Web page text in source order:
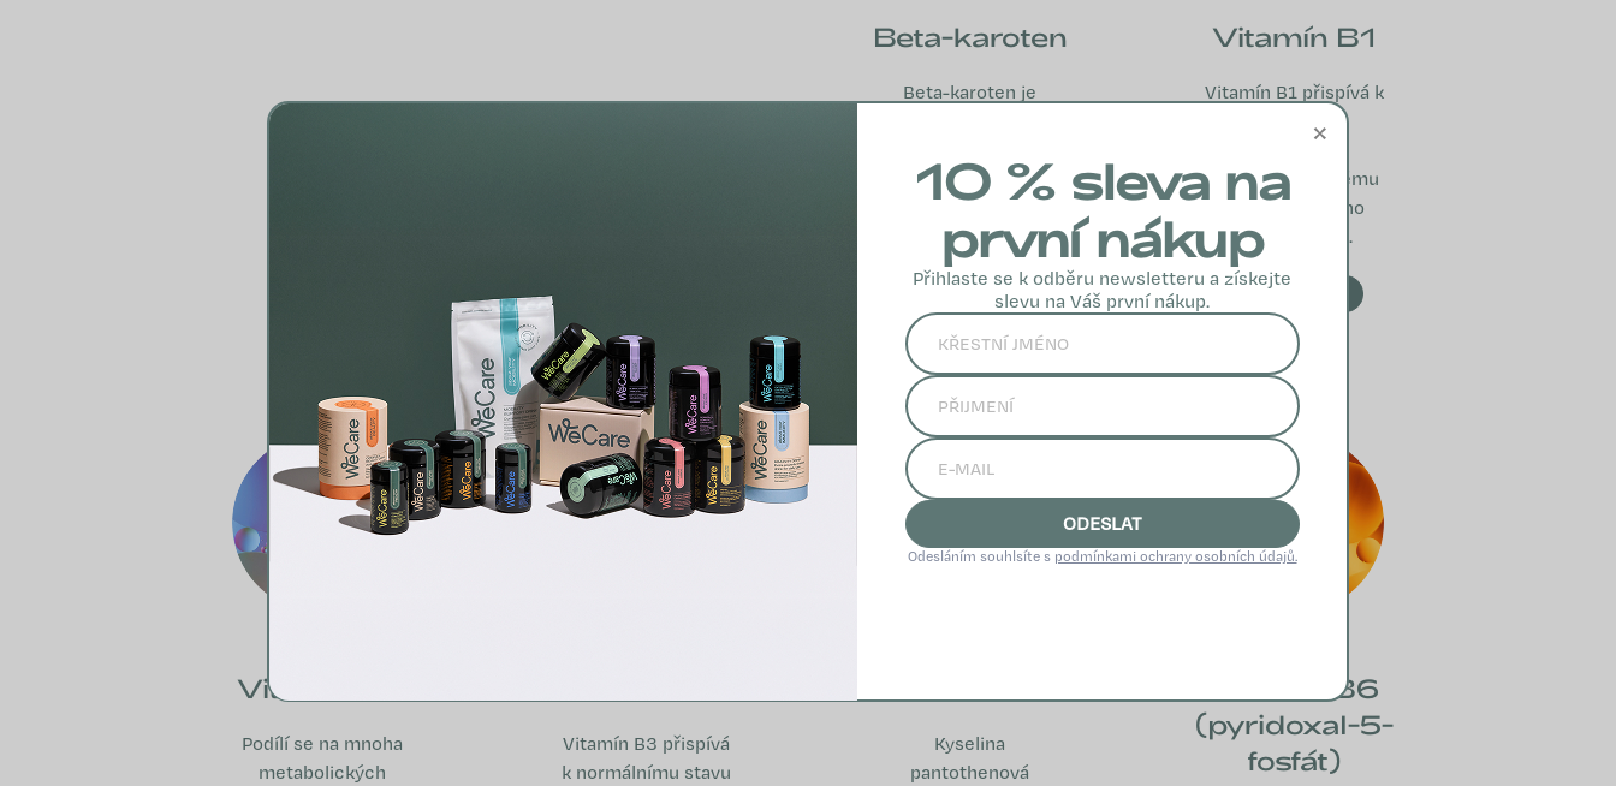
Beta-karoten
Beta-karoten je
vitamínu A, který si
tělo vytváří podle
své potřeby.
VÍCE INFO
Vitamín B1
Vitamín B1 přispívá k
normálnímu
nervového systému
a energetického
metabolismu.
VÍCE INFO
Vitamín B2
Podílí se na mnoha
metabolických
Vitamín B3 přispívá
k normálnímu stavu
Kyselina
pantothenová
Vitamín B6
(pyridoxal-5-
fosfát)
×
10 % sleva na
první nákup
Přihlaste se k odběru newsletteru a získejte
slevu na Váš první nákup.
ODESLAT
Odesláním souhlsíte s podmínkami ochrany osobních údajů.